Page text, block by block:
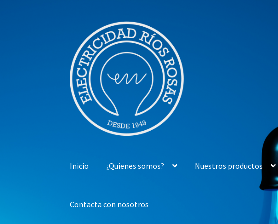
la
navegación
contenido
Inicio ¿Quienes somos? Nuestros productos
Contacta con nosotros